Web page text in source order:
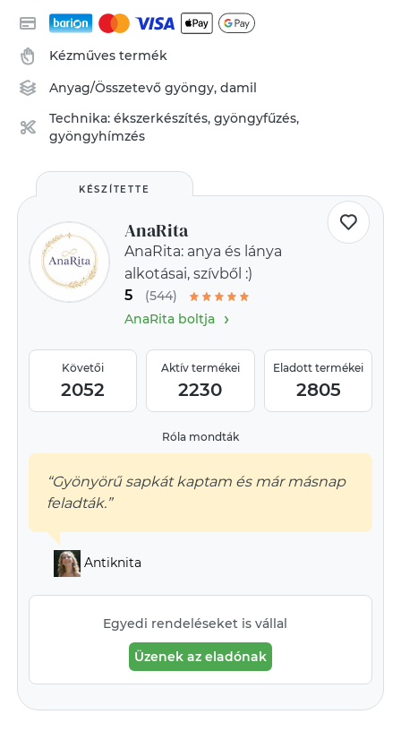
Kézműves termék
Anyag/Összetevőgyöngy,damil
Technika:ékszerkészítés,gyöngyfűzés,
gyöngyhímzés
KÉSZÍTETTE
AnaRita
AnaRita: anya és lánya
alkotásai, szívből :)
5
(544)
AnaRita boltja›
Követői
2052
Aktív termékei
2230
Eladott termékei
2805
Róla mondták
“Gyönyörű sapkát kaptam és már másnap
feladták.”
Antiknita
Egyedi rendeléseket is vállal
Üzenek az eladónak